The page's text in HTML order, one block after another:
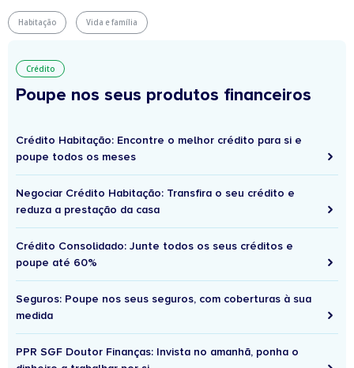
Habitação Vida e família
Crédito
Poupe nos seus produtos financeiros
Crédito Habitação: Encontre o melhor crédito para si e
poupe todos os meses
Negociar Crédito Habitação: Transfira o seu crédito e
reduza a prestação da casa
Crédito Consolidado: Junte todos os seus créditos e
poupe até 60%
Seguros: Poupe nos seus seguros, com coberturas à sua
medida
PPR SGF Doutor Finanças: Invista no amanhã, ponha o